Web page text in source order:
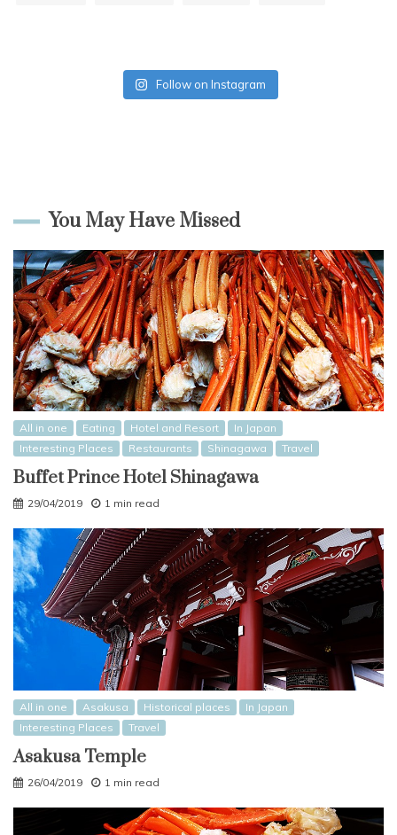
Follow on Instagram
You May Have Missed
All in one Eating Hotel and Resort
In Japan
Interesting Places
Restaurants Shinagawa Travel
Buffet Prince Hotel Shinagawa
29/04/2019 1 min read
All in one Asakusa Historical places
In Japan
Interesting Places
Travel
Asakusa Temple
26/04/2019 1 min read